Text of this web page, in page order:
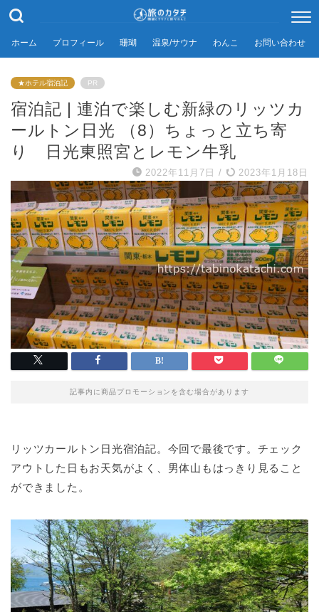
ホーム プロフィール 珊瑚 温泉/サウナ わんこ お問い合わせ
★ホテル宿泊記 PR
宿泊記 | 連泊で楽しむ新緑のリッツカ
ールトン日光 （8）ちょっと立ち寄
り 日光東照宮とレモン牛乳
2022年11月7日 / 2023年1月18日
記事内に商品プロモーションを含む場合があります
リッツカールトン日光宿泊記。今回で最後です。チェック
アウトした日もお天気がよく、男体山もはっきり見ること
ができました。